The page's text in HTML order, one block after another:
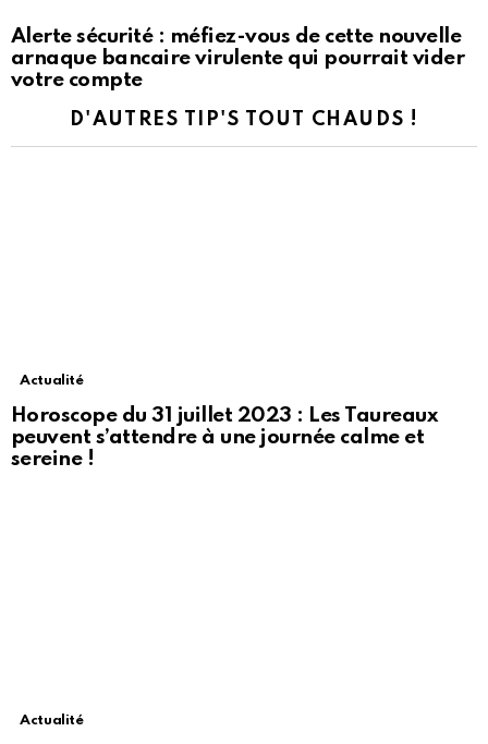
Alerte sécurité : méfiez-vous de cette nouvelle
arnaque bancaire virulente qui pourrait vider
votre compte
D'AUTRES TIP'S TOUT CHAUDS !
Actualité
Horoscope du 31 juillet 2023 : Les Taureaux
peuvent s’attendre à une journée calme et
sereine !
Actualité